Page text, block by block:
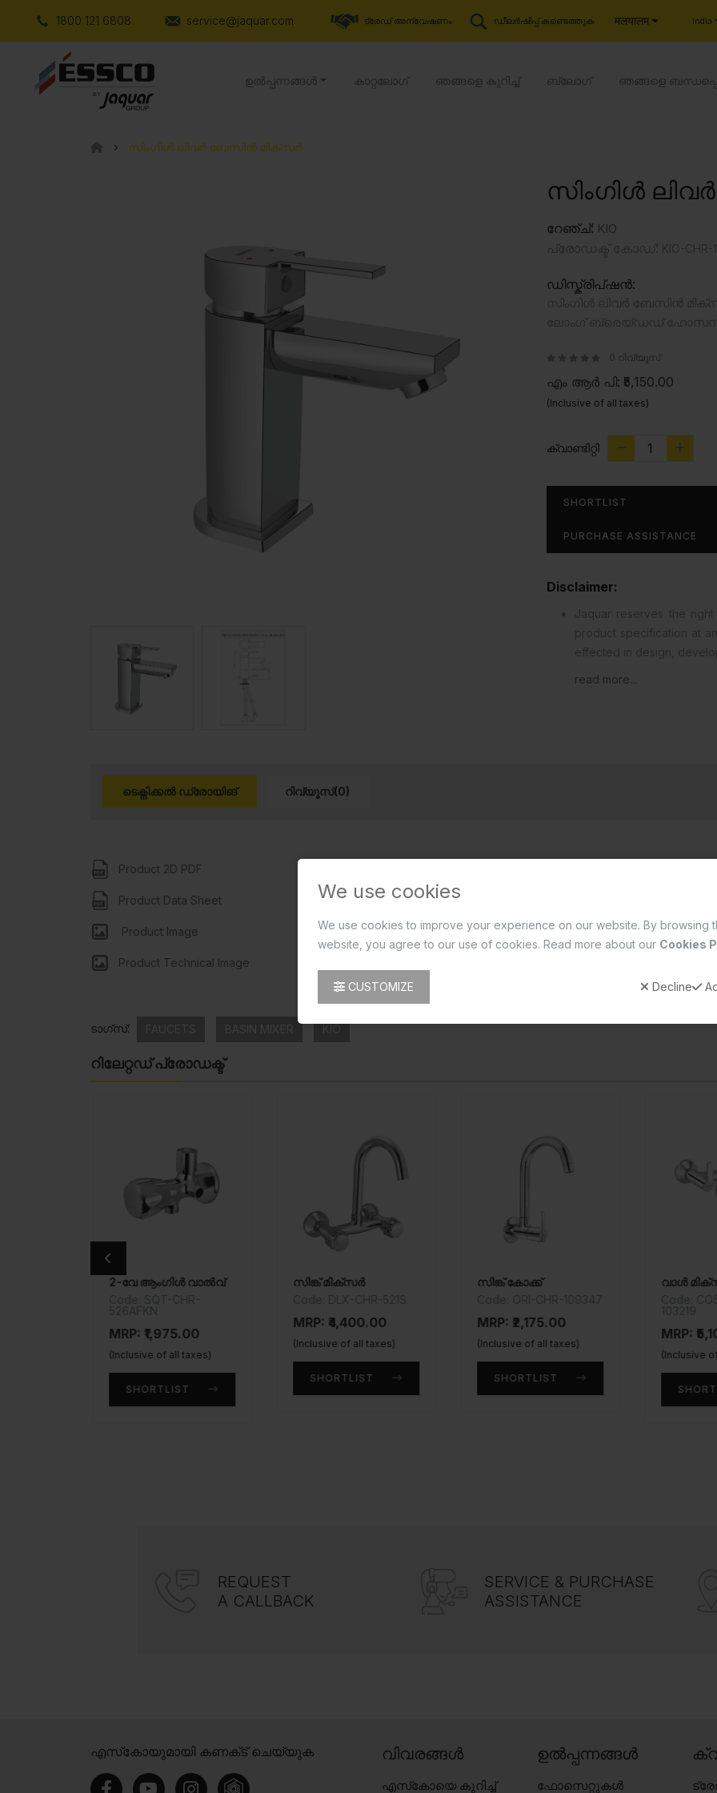
We use cookies
We use cookies to improve your experience on our website. By browsing
website, you agree to our use of cookies. Read more about our Cookies
CUSTOMIZE Decline
1800 121 6808 service@jaquar.com ട്രേഡ് അന്വേഷണം ഡീലർഷിപ്പ് കണ്ടെത്തുക मलयालम India
ഉൽപ്പന്നങ്ങൾ കാറ്റലോഗ് ഞങ്ങളെ കുറിച്ച് ബ്ലോഗ് ഞങ്ങളെ
സിംഗിൾ ലിവർ ബേസിൻ മിക്സർ
സിംഗിൾ
റേഞ്ച്: KIO
ഡിസ്ക്രിപ്ഷൻ:
0 റിവ്യൂസ്
എം ആർ പി: ₹5,150.00
(Inclusive of all taxes)
ക്വാണ്ടിറ്റി
SHORTLIST
PURCHASE ASSISTANCE
Disclaimer:
read more...
ടെക്നിക്കൽ ഡ്രോയിങ് റിവ്യൂസ്(0)
Product 2D PDF
Product Data Sheet
Product Image
Product Technical Image
ടാഗ്സ്: KIO
റിലേറ്റഡ് പ്രോഡക്ട്
2-വേ ആംഗിൾ വാൽവ്
MRP: ₹1,975.00
(Inclusive of all taxes)
SHORTLIST
സിങ്ക് മിക്സർ
MRP: ₹4,400.00
(Inclusive of all taxes)
SHORTLIST
സിങ്ക് കോക്ക്
MRP: ₹2,175.00
(Inclusive of all taxes)
SHORTLIST
MRP:
(Inclusive
REQUEST
A CALLBACK
SERVICE & PURCHASE
ASSISTANCE
എസ്‍കോയുമായി കണക്‌ട് ചെയ്യുക വിവരങ്ങൾ
എസ്‍കോയെ കുറിച്ച്
ഉൽപ്പന്നങ്ങൾ
ഫോസെറ്റുകൾ